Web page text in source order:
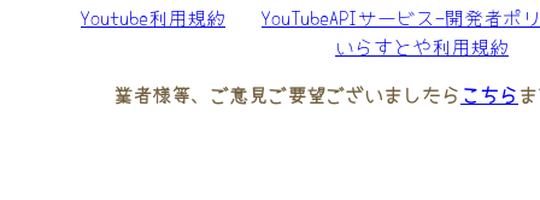
Youtube利用規約
YouTubeAPIサービス-開発者ポ
いらすとや利用規約
業者様等、ご意見ご要望ございましたら こちら